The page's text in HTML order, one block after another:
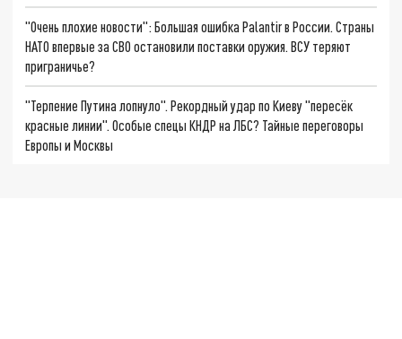
"Очень плохие новости": Большая ошибка Palantir в России. Страны
НАТО впервые за СВО остановили поставки оружия. ВСУ теряют
приграничье?
"Терпение Путина лопнуло". Рекордный удар по Киеву "пересёк
красные линии". Особые спецы КНДР на ЛБС? Тайные переговоры
Европы и Москвы